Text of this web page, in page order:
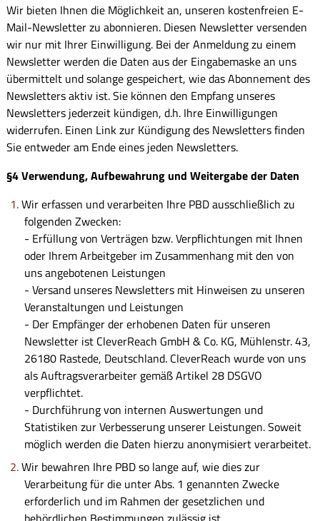
Wir bieten Ihnen die Möglichkeit an, unseren kostenfreien E-
Mail-Newsletter zu abonnieren. Diesen Newsletter versenden
wir nur mit Ihrer Einwilligung. Bei der Anmeldung zu einem
Newsletter werden die Daten aus der Eingabemaske an uns
übermittelt und solange gespeichert, wie das Abonnement des
Newsletters aktiv ist. Sie können den Empfang unseres
Newsletters jederzeit kündigen, d.h. Ihre Einwilligungen
widerrufen. Einen Link zur Kündigung des Newsletters finden
Sie entweder am Ende eines jeden Newsletters.
§4 Verwendung, Aufbewahrung und Weitergabe der Daten
Wir erfassen und verarbeiten Ihre PBD ausschließlich zu
folgenden Zwecken:
- Erfüllung von Verträgen bzw. Verpflichtungen mit Ihnen
oder Ihrem Arbeitgeber im Zusammenhang mit den von
uns angebotenen Leistungen
- Versand unseres Newsletters mit Hinweisen zu unseren
Veranstaltungen und Leistungen
- Der Empfänger der erhobenen Daten für unseren
Newsletter ist CleverReach GmbH & Co. KG, Mühlenstr. 43,
26180 Rastede, Deutschland. CleverReach wurde von uns
als Auftragsverarbeiter gemäß Artikel 28 DSGVO
verpflichtet.
- Durchführung von internen Auswertungen und
Statistiken zur Verbesserung unserer Leistungen. Soweit
möglich werden die Daten hierzu anonymisiert verarbeitet.
Wir bewahren Ihre PBD so lange auf, wie dies zur
Verarbeitung für die unter Abs. 1 genannten Zwecke
erforderlich und im Rahmen der gesetzlichen und